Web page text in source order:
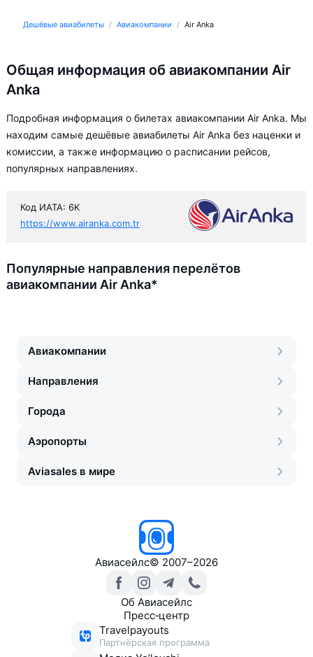
Дешёвые авиабилеты Авиакомпании Air Anka
Общая информация об авиакомпании Air
Anka
Подробная информация о билетах авиакомпании Air Anka. Мы
находим самые дешёвые авиабилеты Air Anka без наценки и
комиссии, а также информацию о расписании рейсов,
популярных направлениях.
Код ИАТА: 6K
https://www.airanka.com.tr
Популярные направления перелётов
авиакомпании Air Anka*
Авиакомпании
Направления
Города
Аэропорты
Aviasales в мире
Авиасейлс© 2007–2026
Об Авиасейлс
Пресс‑центр
Travelpayouts
Партнёрская программа